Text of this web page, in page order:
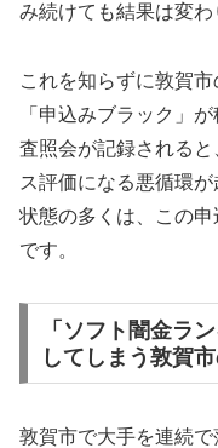
み続けても結果は変わ
これを知らずに敦賀
「申込みブラック」
査照会が記録される
ス評価になる悪循環
状態の多くは、この
です。
「ソフト闇金ラ
してしまう敦賀
敦賀市で大手を連続